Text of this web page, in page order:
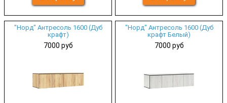
"Норд" Антресоль 1600 (Дуб
крафт)
7000 руб
"Норд" Антресоль 1600 (Дуб
крафт Белый)
7000 руб